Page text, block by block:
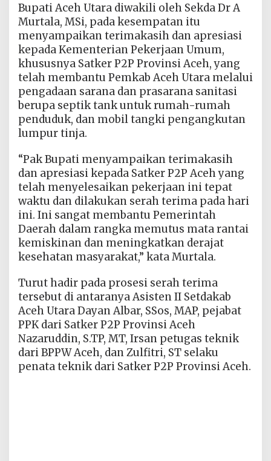
Bupati Aceh Utara diwakili oleh Sekda Dr A
Murtala, MSi, pada kesempatan itu
menyampaikan terimakasih dan apresiasi
kepada Kementerian Pekerjaan Umum,
khususnya Satker P2P Provinsi Aceh, yang
telah membantu Pemkab Aceh Utara melalui
pengadaan sarana dan prasarana sanitasi
berupa septik tank untuk rumah-rumah
penduduk, dan mobil tangki pengangkutan
lumpur tinja.
“Pak Bupati menyampaikan terimakasih
dan apresiasi kepada Satker P2P Aceh yang
telah menyelesaikan pekerjaan ini tepat
waktu dan dilakukan serah terima pada hari
ini. Ini sangat membantu Pemerintah
Daerah dalam rangka memutus mata rantai
kemiskinan dan meningkatkan derajat
kesehatan masyarakat,” kata Murtala.
Turut hadir pada prosesi serah terima
tersebut di antaranya Asisten II Setdakab
Aceh Utara Dayan Albar, SSos, MAP, pejabat
PPK dari Satker P2P Provinsi Aceh
Nazaruddin, S.TP, MT, Irsan petugas teknik
dari BPPW Aceh, dan Zulfitri, ST selaku
penata teknik dari Satker P2P Provinsi Aceh.